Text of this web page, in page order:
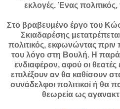
εκλογές. Ένας πολιτικός,
Στο βραβευμένο έργο του
Σκιαδαρέσης
πολιτικός, εκφωνώντας πριν
του λόγο στη Βουλή. Η
ενδιαφέρον, αφού οι
επιλέξουν αν θα καθίσουν
συνάδελφοι πολιτικοί ή θα
θεωρεία ως